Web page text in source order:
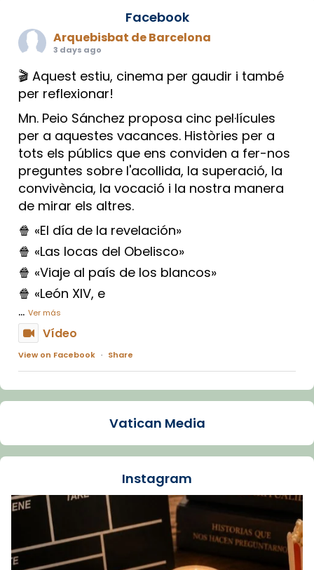
Facebook
Arquebisbat de Barcelona
3 days ago
🎬 Aquest estiu, cinema per gaudir i també
per reflexionar!
Mn. Peio Sánchez proposa cinc pel·lícules
per a aquestes vacances. Històries per a
tots els públics que ens conviden a fer-nos
preguntes sobre l'acollida, la superació, la
convivència, la vocació i la nostra manera
de mirar els altres.
🍿 «El día de la revelación»
🍿 «Las locas del Obelisco»
🍿 «Viaje al país de los blancos»
🍿 «León XIV, e
... Ver más
Vídeo
View on Facebook · Share
Arquebisbat de Barcelona
La Carmina va patir depressió. Fa gairebé
dos mesos, a l'Estadi Lluís Companys, la
Recupera l'entrevista comp
Vatican
tican News 👇
www.vaticannews.va/es/iglesia/news/2026-
Vatican Media
Instagram